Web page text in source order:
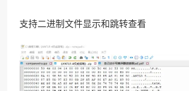
支持二进制文件显示和跳转查看